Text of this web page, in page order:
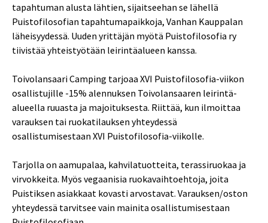
tapahtuman alusta lähtien, sijaitseehan se lähellä
Puistofilosofian tapahtumapaikkoja, Vanhan Kauppalan
läheisyydessä. Uuden yrittäjän myötä Puistofilosofia ry
tiivistää yhteistyötään leirintäalueen kanssa.
Toivolansaari Camping tarjoaa XVI Puistofilosofia-viikon
osallistujille -15% alennuksen Toivolansaaren leirintä-
alueella ruuasta ja majoituksesta. Riittää, kun ilmoittaa
varauksen tai ruokatilauksen yhteydessä
osallistumisestaan XVI Puistofilosofia-viikolle.
Tarjolla on aamupalaa, kahvilatuotteita, terassiruokaa ja
virvokkeita. Myös vegaanisia ruokavaihtoehtoja, joita
Puistiksen asiakkaat kovasti arvostavat. Varauksen/oston
yhteydessä tarvitsee vain mainita osallistumisestaan